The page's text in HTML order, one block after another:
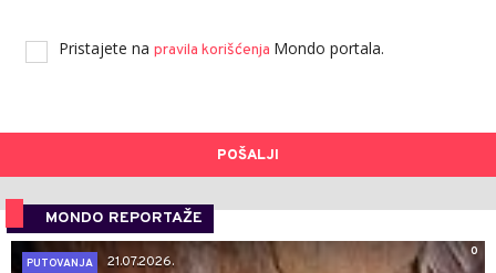
Pristajete na pravila korišćenja Mondo portala.
POŠALJI
MONDO REPORTAŽE
0
PUTOVANJA
21.07.2026.